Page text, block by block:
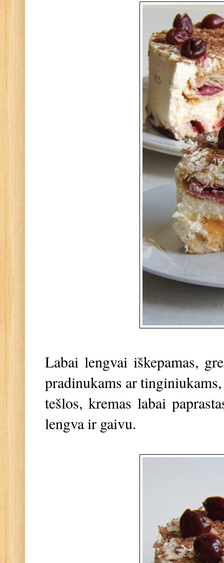
Labai lengvai iškepamas,
pradinukams ar
tešlos, kremas labai
lengva ir gaivu.